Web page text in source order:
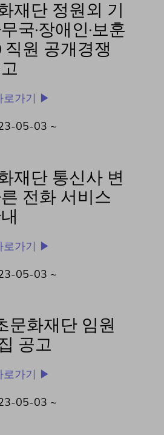
재단 정원외 기
국·장애인·보훈
직원 공개경쟁
로가기 ▶
05-03 ~
재단 통신사 변
전화 서비스
로가기 ▶
05-03 ~
문화재단 임원
공고
로가기 ▶
05-03 ~